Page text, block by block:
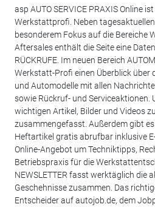
asp AUTO SERVICE PRAXIS Online
Werkstattprofi. Neben
besonderem Fokus auf die Bereiche
Aftersales enthält die Seite eine
RÜCKRUFE. Im neuen Bereich
Werkstatt-Profi einen Überblick über
und Automodelle mit allen
sowie Rückruf- und Serviceaktionen.
wichtigen Artikel, Bilder und Videos
zusammengefasst. Außerdem gibt
Heftartikel gratis abrufbar inklusive
Online-Angebot um Techniktipps,
Betriebspraxis für die
NEWSLETTER fasst werktäglich die
Geschehnisse zusammen. Das
Entscheider auf autojob.de, dem